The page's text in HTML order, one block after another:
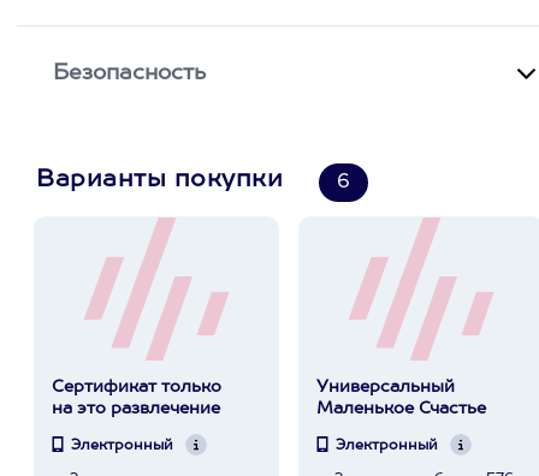
Безопасность
Варианты покупки 6
Сертификат только
на это развлечение
Электронный
Универсальный
Маленькое Счастье
Электронный